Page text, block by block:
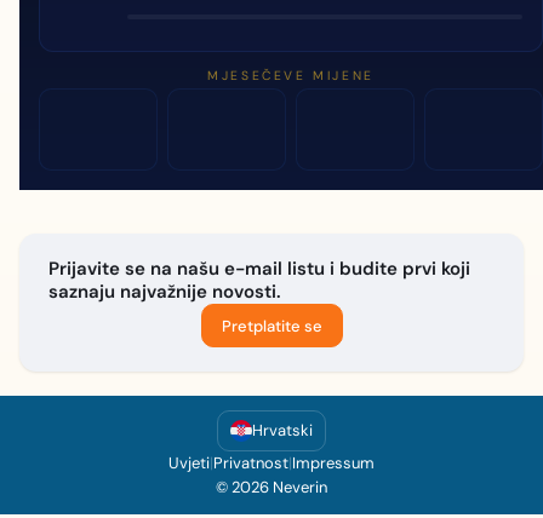
MJESEČEVE MIJENE
Prijavite se na našu e-mail listu i budite prvi koji
saznaju najvažnije novosti.
Pretplatite se
Hrvatski
Uvjeti|Privatnost|Impressum
© 2026 Neverin